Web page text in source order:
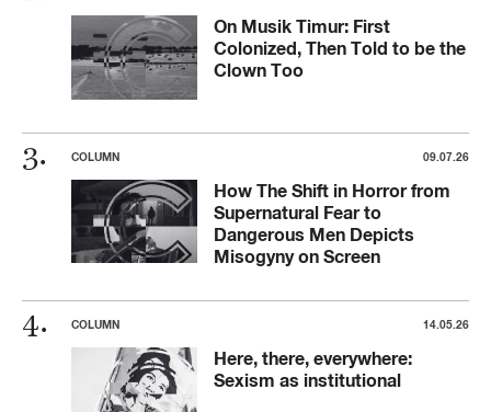
On Musik Timur: First
Colonized, Then Told to be the
Clown Too
COLUMN 09.07.26
How The Shift in Horror from
Supernatural Fear to
Dangerous Men Depicts
Misogyny on Screen
COLUMN 14.05.26
Here, there, everywhere:
Sexism as institutional